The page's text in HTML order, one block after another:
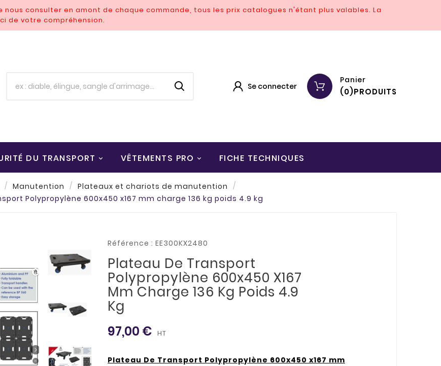
consulter en amont de chaque commande, tous les prix catalogues n'étant plus valables. La
de votre compréhension.
Se connecter
Panier
(0)PRODUITS
DU TRANSPORT VÊTEMENTS PRO FICHE TECHNIQUES
Manutention
Plateaux et chariots de manutention
Polypropylène 600x450 x167 mm charge 136 kg poids 4.9 kg
Référence : EE300KX2480
Plateau De Transport
Polypropylène 600x450 X167
Mm Charge 136 Kg Poids 4.9
Kg
97,00 € HT
Plateau De Transport Polypropylène 600x450 x167 mm